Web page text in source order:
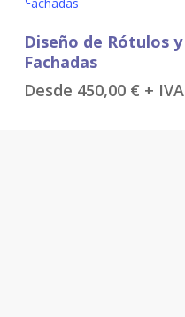
Leer Más
Diseño de Rótulos y
Fachadas
Desde 450,00 € + IVA